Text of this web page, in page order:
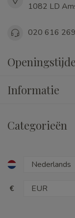
1082 LD
020 616
Informatie
Categorieën
€